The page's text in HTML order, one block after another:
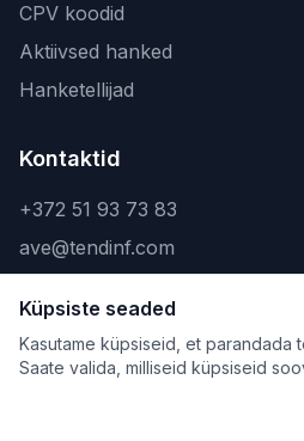
CPV koodid
Aktiivsed hanked
Hanketellijad
Kontaktid
+372 51 93 73 83
ave@tendinf.com
©2026Tendinf OÜ. Kõik
Küpsiste seaded
Kasutame küpsiseid, et parandada
Saate valida, milliseid küpsiseid